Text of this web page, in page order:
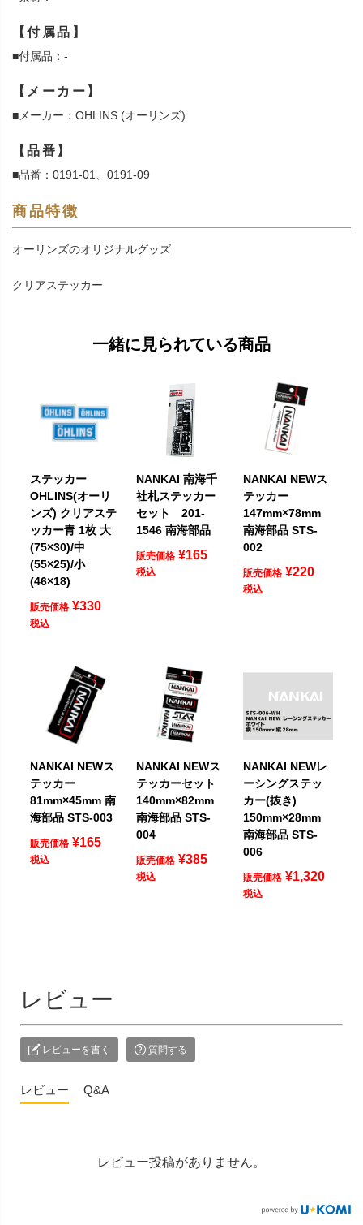
【付属品】
■付属品：-
【メーカー】
■メーカー：OHLINS (オーリンズ)
【品番】
■品番：0191-01、0191-09
商品特徴
オーリンズのオリジナルグッズ
クリアステッカー
一緒に見られている商品
ステッカー
OHLINS(オーリ
ンズ) クリアステ
ッカー青 1枚 大
(75×30)/中
(55×25)/小
(46×18)
販売価格 ¥330
税込
NANKAI 南海千
社札ステッカー
セット 201-
1546 南海部品
販売価格 ¥165
税込
NANKAI NEWス
テッカー
147mm×78mm
南海部品 STS-
002
販売価格 ¥220
税込
NANKAI NEWス
テッカー
81mm×45mm 南
海部品 STS-003
販売価格 ¥165
税込
NANKAI NEWス
テッカーセット
140mm×82mm
南海部品 STS-
004
販売価格 ¥385
税込
NANKAI NEWレ
ーシングステッ
カー(抜き)
150mm×28mm
南海部品 STS-
006
販売価格 ¥1,320
税込
レビュー
レビューを書く 質問する
レビュー Q&A
レビュー投稿がありません。